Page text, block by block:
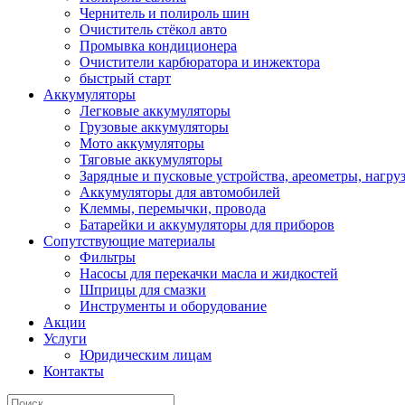
Чернитель и полироль шин
Очиститель стёкол авто
Промывка кондиционера
Очистители карбюратора и инжектора
быстрый старт
Аккумуляторы
Легковые аккумуляторы
Грузовые аккумуляторы
Мото аккумуляторы
Тяговые аккумуляторы
Зарядные и пусковые устройства, ареометры,
Аккумуляторы для автомобилей
Клеммы, перемычки, провода
Батарейки и аккумуляторы для приборов
Сопутствующие материалы
Фильтры
Насосы для перекачки масла и жидкостей
Шприцы для смазки
Инструменты и оборудование
Акции
Услуги
Юридическим лицам
Контакты